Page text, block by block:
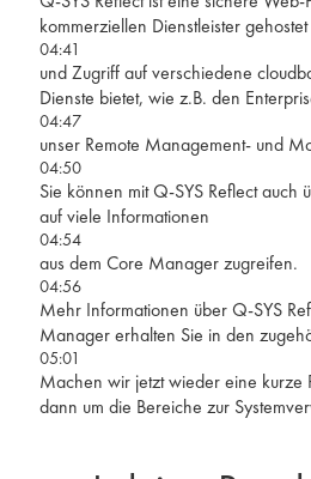
kommerziellen Dienstleister gehostet
04:41
und Zugriff auf verschiedene
Dienste bietet, wie z.B. den
04:47
unser Remote Management- und
04:50
Sie können mit Q-SYS Reflect
auf viele Informationen
04:54
aus dem Core Manager zugreifen.
04:56
Mehr Informationen über Q-SYS
Manager erhalten Sie in den
05:01
Machen wir jetzt wieder eine kurze
dann um die Bereiche zur